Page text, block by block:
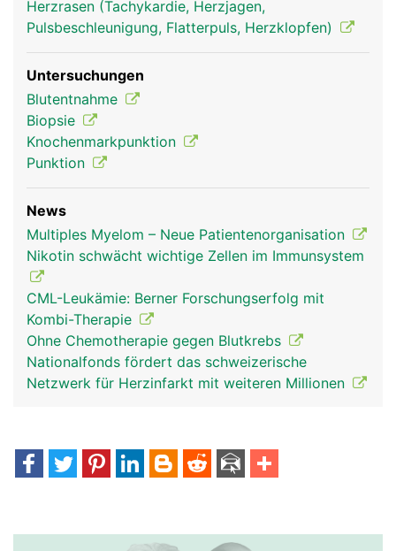
Herzrasen (Tachykardie, Herzjagen,
Pulsbeschleunigung, Flatterpuls, Herzklopfen)
Untersuchungen
Blutentnahme
Biopsie
Knochenmarkpunktion
Punktion
News
Multiples Myelom – Neue Patientenorganisation
Nikotin schwächt wichtige Zellen im Immunsystem
CML-Leukämie: Berner Forschungserfolg mit
Kombi-Therapie
Ohne Chemotherapie gegen Blutkrebs
Nationalfonds fördert das schweizerische
Netzwerk für Herzinfarkt mit weiteren Millionen